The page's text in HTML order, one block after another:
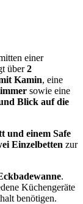
einer
über2
Kamin, eine
sowie eine
Blick auf die
und einem Safe
Einzelbetten zur
.
Küchengeräte
benötigen.